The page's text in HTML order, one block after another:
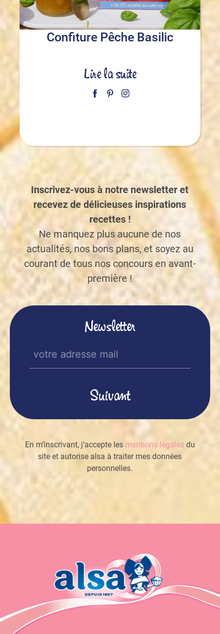
Confiture Pêche Basilic
Lire la suite
Inscrivez-vous à notre newsletter et
recevez de délicieuses inspirations
recettes !
Ne manquez plus aucune de nos
actualités, nos bons plans, et soyez au
courant de tous nos concours en avant-
première !
Newsletter
E-
mail
En m’inscrivant, j’accepte les mentions légalesdu
site et autorise alsa à traiter mes données
personnelles.